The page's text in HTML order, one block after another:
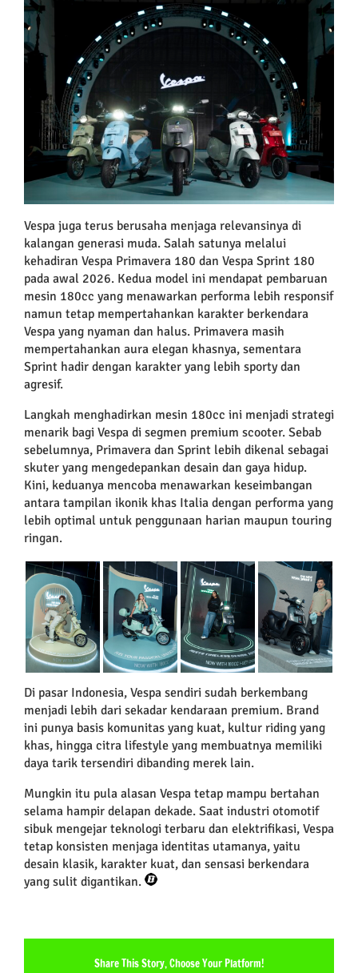
Vespa juga terus berusaha menjaga relevansinya di
kalangan generasi muda. Salah satunya melalui
kehadiran Vespa Primavera 180 dan Vespa Sprint 180
pada awal 2026. Kedua model ini mendapat pembaruan
mesin 180cc yang menawarkan performa lebih responsif
namun tetap mempertahankan karakter berkendara
Vespa yang nyaman dan halus. Primavera masih
mempertahankan aura elegan khasnya, sementara
Sprint hadir dengan karakter yang lebih sporty dan
agresif.
Langkah menghadirkan mesin 180cc ini menjadi strategi
menarik bagi Vespa di segmen premium scooter. Sebab
sebelumnya, Primavera dan Sprint lebih dikenal sebagai
skuter yang mengedepankan desain dan gaya hidup.
Kini, keduanya mencoba menawarkan keseimbangan
antara tampilan ikonik khas Italia dengan performa yang
lebih optimal untuk penggunaan harian maupun touring
ringan.
Di pasar Indonesia, Vespa sendiri sudah berkembang
menjadi lebih dari sekadar kendaraan premium. Brand
ini punya basis komunitas yang kuat, kultur riding yang
khas, hingga citra lifestyle yang membuatnya memiliki
daya tarik tersendiri dibanding merek lain.
Mungkin itu pula alasan Vespa tetap mampu bertahan
selama hampir delapan dekade. Saat industri otomotif
sibuk mengejar teknologi terbaru dan elektrifikasi, Vespa
tetap konsisten menjaga identitas utamanya, yaitu
desain klasik, karakter kuat, dan sensasi berkendara
yang sulit digantikan.
Share This Story, Choose Your Platform!